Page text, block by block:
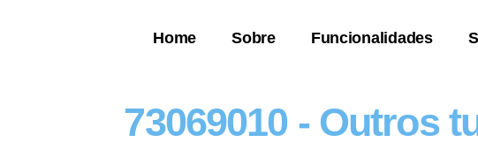
Home Sobre Funcionalidades
73069010 - Outros